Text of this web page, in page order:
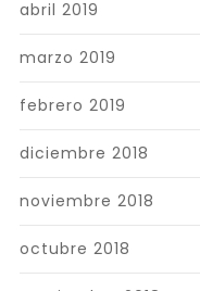
abril 2019
marzo 2019
febrero 2019
diciembre 2018
noviembre 2018
octubre 2018